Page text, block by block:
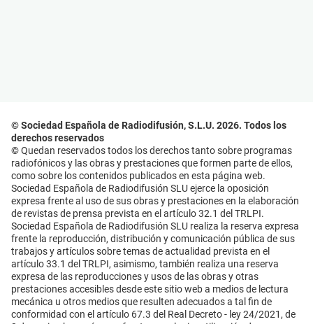
© Sociedad Española de Radiodifusión, S.L.U. 2026. Todos los
derechos reservados
© Quedan reservados todos los derechos tanto sobre programas
radiofónicos y las obras y prestaciones que formen parte de ellos,
como sobre los contenidos publicados en esta página web.
Sociedad Española de Radiodifusión SLU ejerce la oposición
expresa frente al uso de sus obras y prestaciones en la elaboración
de revistas de prensa prevista en el artículo 32.1 del TRLPI.
Sociedad Española de Radiodifusión SLU realiza la reserva expresa
frente la reproducción, distribución y comunicación pública de sus
trabajos y artículos sobre temas de actualidad prevista en el
artículo 33.1 del TRLPI, asimismo, también realiza una reserva
expresa de las reproducciones y usos de las obras y otras
prestaciones accesibles desde este sitio web a medios de lectura
mecánica u otros medios que resulten adecuados a tal fin de
conformidad con el artículo 67.3 del Real Decreto - ley 24/2021, de